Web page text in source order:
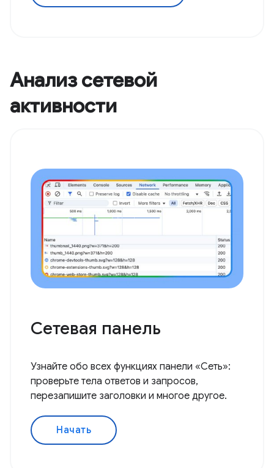
Анализ сетевой
активности
Сетевая панель
Узнайте обо всех функциях панели «Сеть»:
проверьте тела ответов и запросов,
перезапишите заголовки и многое другое.
Начать